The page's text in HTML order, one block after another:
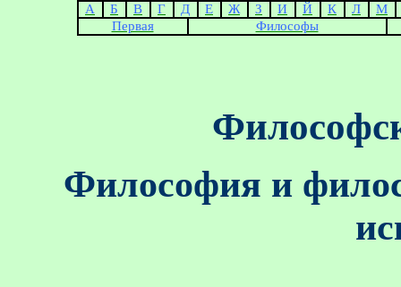
А Б В Г Д Е Ж З И Й К Л
М
Первая
Философы
Философия и